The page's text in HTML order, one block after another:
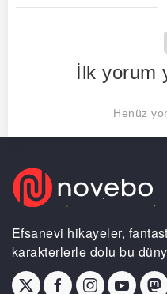
İlk yorum
Henüz
Efsanevi hikayeler,
karakterlerle dolu bu